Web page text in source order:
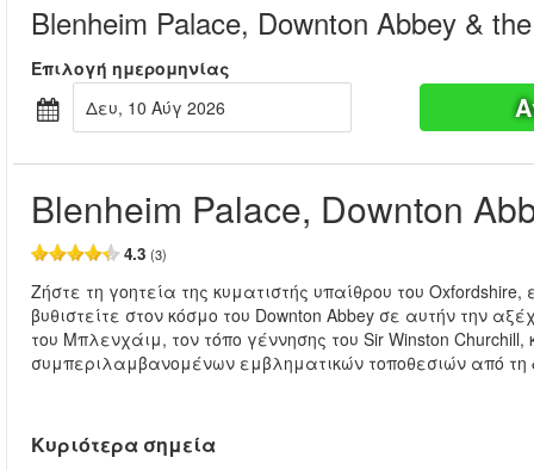
Blenheim Palace, Downton Abbey &
Επιλογή ημερομηνίας
Δευ, 10 Αύγ 2026
Blenheim Palace, Downton
4.3 (3)
Ζήστε τη γοητεία της κυματιστής υπαίθρου του
βυθιστείτε στον κόσμο του Downton Abbey σε αυτήν την
του Μπλενχάιμ, τον τόπο γέννησης του Sir Winston
συμπεριλαμβανομένων εμβληματικών τοποθεσιών από τη
Κυριότερα σημεία